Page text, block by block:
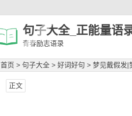
句子大全_正能量语
青春励志语录
首页 > 句子大全 > 好词好句 > 梦见戴假发|
正文